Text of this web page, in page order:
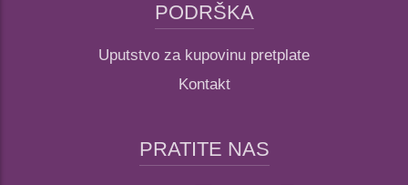
PODRŠKA
Uputstvo za kupovinu pretplate
Kontakt
PRATITE NAS